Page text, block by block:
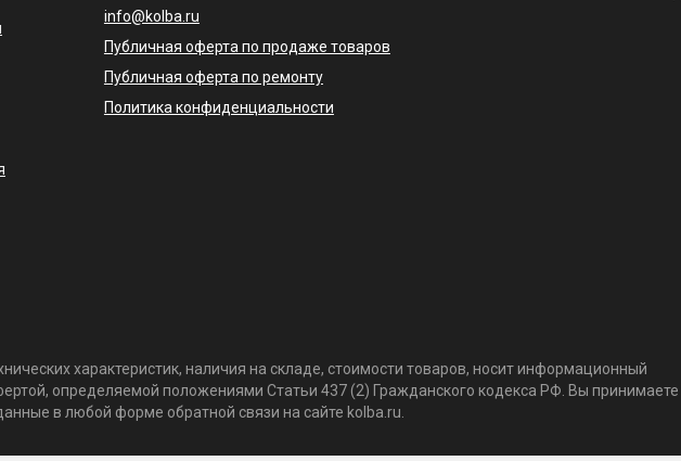
info@kolba.ru
Публичная оферта по продаже товаров
Публичная оферта по ремонту
Политика конфиденциальности
характеристик, наличия на складе, стоимости товаров, носит информационный
определяемой положениями Статьи 437 (2) Гражданского кодекса РФ. Вы
в любой форме обратной связи на сайте kolba.ru.